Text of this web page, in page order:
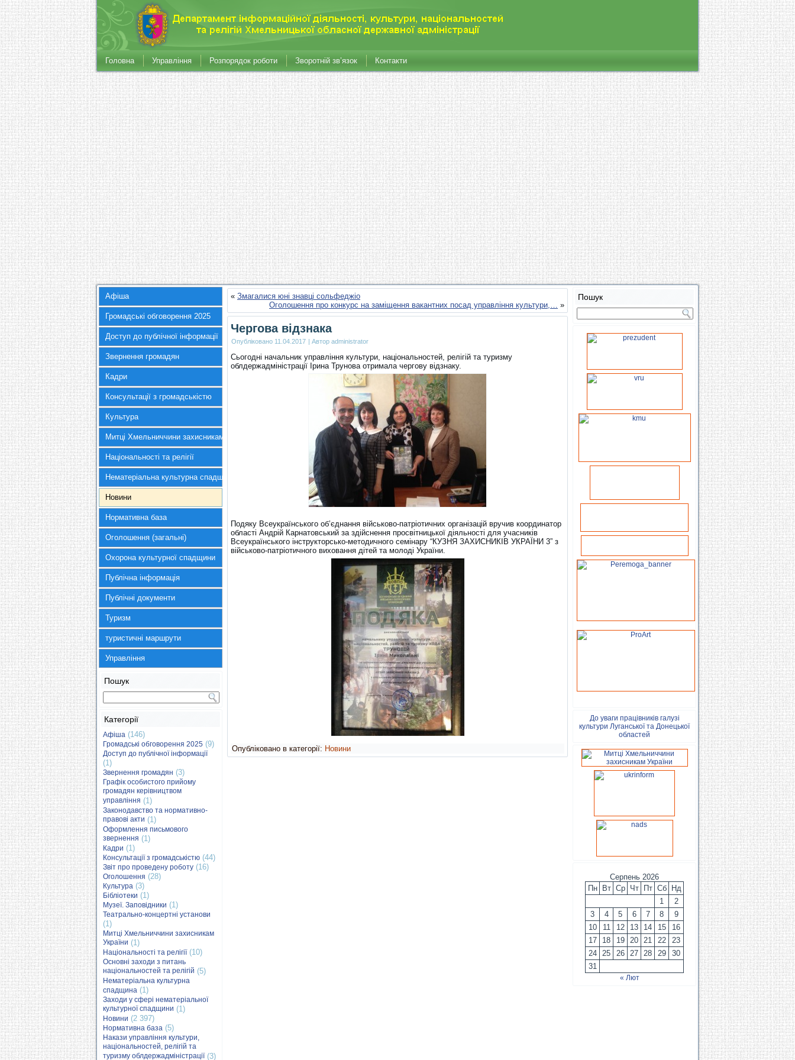
Головна Управління Розпорядок роботи Зворотній зв’язок Контакти
Афіша
Громадські обговорення 2025
Доступ до публічної інформації
Звернення громадян
Кадри
Консультації з громадськістю
Культура
Митці Хмельниччини захисникам України
Національності та релігії
Нематеріальна культурна спадщина
Новини
Нормативна база
Оголошення (загальні)
Охорона культурної спадщини
Публічна інформація
Публічні документи
Туризм
туристичні маршрути
Управління
Пошук
Категорії
Афіша (146)
Громадські обговорення 2025 (9)
Доступ до публічної інформації
(1)
Звернення громадян (3)
Графік особистого прийому
громадян керівництвом
управління (1)
Законодавство та нормативно-
правові акти (1)
Оформлення письмового
звернення (1)
Кадри (1)
Консультації з громадськістю (44)
Звіт про проведену роботу (16)
Оголошення (28)
Культура (3)
Бібліотеки (1)
Музеї. Заповідники (1)
Театрально-концертні установи
(1)
Митці Хмельниччини захисникам
України (1)
Національності та релігії(10)
Основні заходи з питань
національностей та релігій (5)
Нематеріальна культурна
спадщина (1)
Заходи у сфері нематеріальної
культурної спадщини (1)
Новини (2 397)
Нормативна база (5)
Накази управління культури,
національностей, релігій та
туризму облдержадміністрації(3)
« Змагалися юні знавці сольфеджіо
Оголошення про конкурс на заміщення вакантних посад управління культури,… »
Чергова відзнака
Опубліковано 11.04.2017 | Автор administrator
Сьогодні начальник управління культури, національностей, релігій та туризму
облдержадміністрації Ірина Трунова отримала чергову відзнаку.
Подяку Всеукраїнського об’єднання військово-патріотичних організацій вручив координатор
області Андрій Карнатовський за здійснення просвітницької діяльності для учасників
Всеукраїнського інструкторсько-методичного семінару “КУЗНЯ ЗАХИСНИКІВ УКРАЇНИ 3” з
військово-патріотичного виховання дітей та молоді України.
Опубліковано в категорії: Новини
Пошук
До уваги працівників галузі
культури Луганської та Донецької
областей
Серпень 2026
Пн
Вт Ср Чт Пт Сб
Нд
1
2
3
4 5 6 7 8
9
10
11 12 13 14 15
16
17
18 19 20 21 22
23
24
25 26 27 28 29
30
31
« Лют